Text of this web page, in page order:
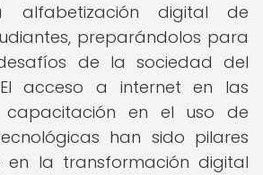
alfabetización digital de
preparándolos para
de la sociedad del
El acceso a internet en las
en el uso de
han sido pilares
en la transformación digital